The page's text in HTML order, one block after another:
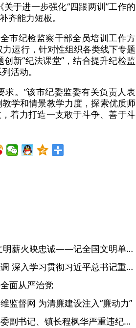
于进一步强化“四跟两训”工作的
齐能力短板。
市纪检监察干部全员培训工作方
运行，针对性组织各类线下专题
新“纪法课堂”，结合提升纪检监
活动。
。”该市纪委监委有关负责人表
学和情景教学力度，探索优质师
着力打造一支敢于斗争、善于斗
红土濉溪扬清风 文明薪火映忠诚——记全国文明单位、安徽省濉溪县纪委监委
省委常委会会议强调 深入学习贯彻习近平总书记重要讲话精神 以高质量党建引领高质量发展 梁言顺主持并讲话
面从严治党
监督网 为清廉建设注入“廉动力”
绩溪县长安镇原党委副书记、镇长程枫华严重违纪违法被开除党籍和公职